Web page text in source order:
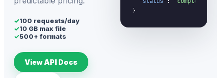
✓100 requests/day
✓10 GB max file
✓500+ formats
View API Docs
}